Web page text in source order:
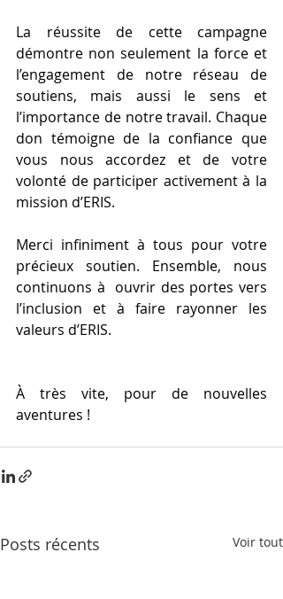
La réussite de cette campagne
démontre non seulement la force et
l’engagement de notre réseau de
soutiens, mais aussi le sens et
l’importance de notre travail. Chaque
don témoigne de la confiance que
vous nous accordez et de votre
volonté de participer activement à la
mission d’ERIS.
Merci infiniment à tous pour votre
précieux soutien. Ensemble, nous
continuons à  ouvrir des portes vers
l’inclusion et à faire rayonner les
valeurs d’ERIS.
À très vite, pour de nouvelles
aventures !
Posts récents Voir tout